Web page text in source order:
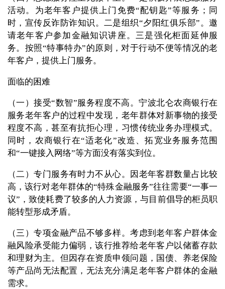
活动。为老年客户提供上门免费“配钥匙”等服务；同
时，宣传反诈防诈知识。二是组织“夕阳红俱乐部”。邀
请老年客户参加金融知识讲座。三是强化柜面延伸服
务。按照“特事特办”的原则，对于行动不便等情况的老
年客户，提供上门服务。
面临的困难
（一）接受“数智”服务程度不高。宁波北仑农商银行在
服务老年客户的过程中发现，老年群体对新事物的接受
程度不高，甚至有抗拒心理，习惯传统业务办理模式。
同时，农商银行在“适老化”改造、拓宽业务服务范围
和“一键接入网络”等方面没有落实到位。
（二）专门服务有时力不从心。因老年客群数量占比较
高，该行对老年群体的“特殊金融服务”往往需要“一事一
议”，致使耗费了较多的人力资源，与目前倡导的柜员职
能转型形成矛盾。
（三）专项金融产品不够多样。考虑到老年客户群体金
融风险承受能力偏弱，该行推荐给老年客户以储蓄存款
和理财为主。但因存在资质申领问题，国债、养老保险
等产品尚无法配置，无法充分满足老年客户群体的金融
需求。